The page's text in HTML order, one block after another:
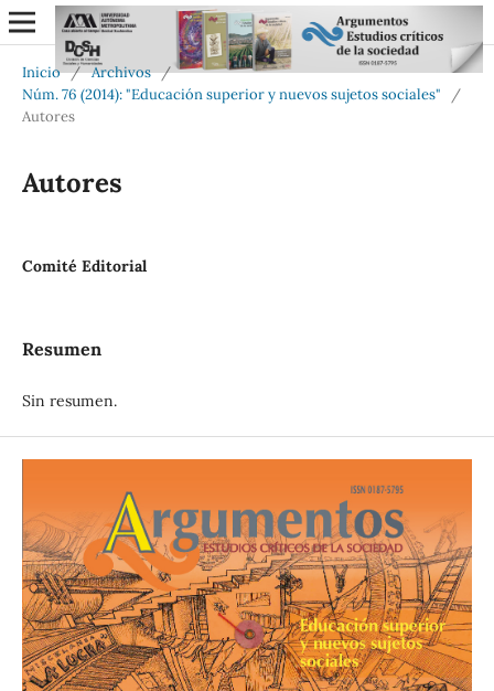
Inicio / Archivos /
Núm. 76 (2014): "Educación superior y nuevos sujetos sociales"
/
Autores
Autores
Comité Editorial
Resumen
Sin resumen.